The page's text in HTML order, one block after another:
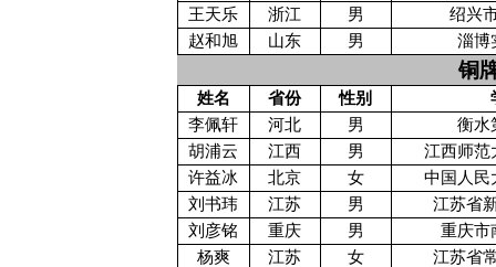
王天乐
浙江 男
绍兴
赵和旭
山东 男 淄博
铜
姓名 省份 性别
李佩轩
河北 男
衡水
胡浦云
江西 男
江西师范
许益冰
北京 女
中国人民
刘书玮
江苏 男
江苏省
刘彦铭
重庆 男
重庆市
杨爽
江苏 女
江苏省